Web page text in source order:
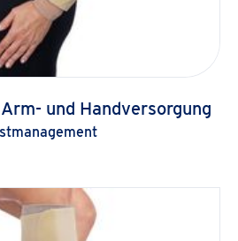
und Handversorgung